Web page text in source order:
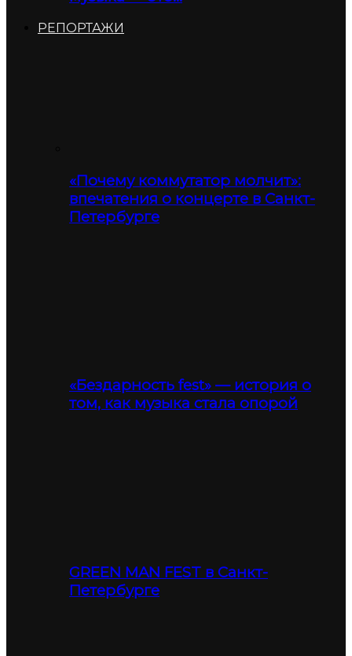
РЕПОРТАЖИ
«Почему коммутатор молчит»:
впечатения о концерте в Санкт-
Петербурге
«Бездарность fest» — история о
том, как музыка стала опорой
GREEN MAN FEST в Санкт-
Петербурге